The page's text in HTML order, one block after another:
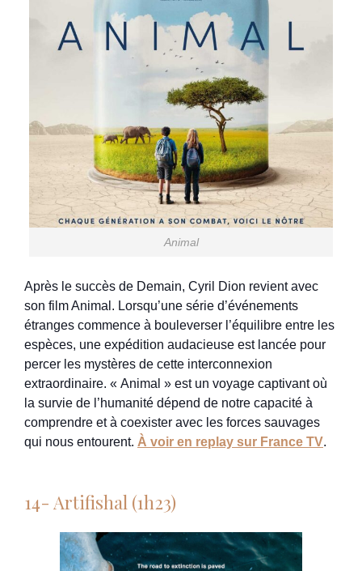
Animal
Après le succès de Demain, Cyril Dion revient avec
son film Animal. Lorsqu’une série d’événements
étranges commence à bouleverser l’équilibre entre les
espèces, une expédition audacieuse est lancée pour
percer les mystères de cette interconnexion
extraordinaire. « Animal » est un voyage captivant où
la survie de l’humanité dépend de notre capacité à
comprendre et à coexister avec les forces sauvages
qui nous entourent. À voir en replay sur France TV.
14- Artifishal (1h23)